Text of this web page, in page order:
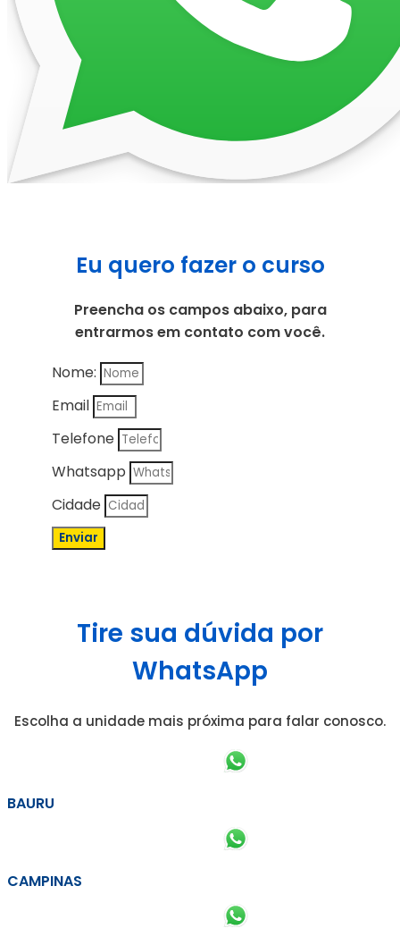
Eu quero fazer o curso
Preencha os campos abaixo, para
entrarmos em contato com você.
Nome:
Email
Telefone
Whatsapp
Cidade
Enviar
Tire sua dúvida por
WhatsApp
Escolha a unidade mais próxima para falar conosco.
BAURU
CAMPINAS